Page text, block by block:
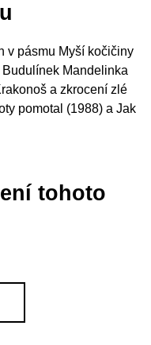
v pásmu Myší kočičiny
Mandelinka
a zkrocení zlé
pomotal (1988) a Jak
tohoto